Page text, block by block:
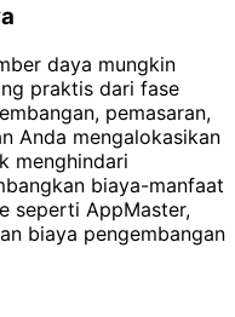
daya mungkin
praktis dari fase
pemasaran,
Anda mengalokasikan
menghindari
biaya-manfaat
seperti AppMaster,
biaya pengembangan